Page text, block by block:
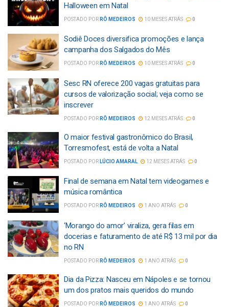
Halloween em Natal
POSTADO POR RÔ MEDEIROS 10 MESES ATRÁS 0
Sodiê Doces diversifica promoções e lança
campanha dos Salgados do Mês
POSTADO POR RÔ MEDEIROS 10 MESES ATRÁS 0
Sesc RN oferece 200 vagas gratuitas para
cursos de valorização social; veja como se
inscrever
POSTADO POR RÔ MEDEIROS 12 MESES ATRÁS 0
O maior festival gastronômico do Brasil,
Torresmofest, está de volta a Natal
POSTADO POR LÚCIO AMARAL 12 MESES ATRÁS 0
Final de semana em Natal tem videogames e
música romântica
POSTADO POR RÔ MEDEIROS 1 ANO ATRÁS 0
‘Morango do amor’ viraliza, gera filas em
docerias e faturamento de até R$ 13 mil por dia
no RN
POSTADO POR RÔ MEDEIROS 1 ANO ATRÁS 0
Dia da Pizza: Nasceu em Nápoles e se tornou
um dos pratos mais queridos do mundo
POSTADO POR RÔ MEDEIROS 1 ANO ATRÁS 0